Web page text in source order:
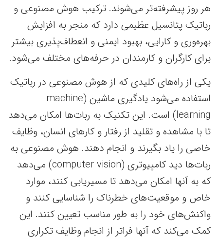
هر روز پیشرفته‌تر می‌شوند. ترکیب هوش مصنوعی و
رباتیک پتانسیل عظیمی دارد که منجر به افزایش
بهره‌وری و کارایی، بهبود ایمنی و انعطاف‌پذیری بیشتر
برای کارگران و کارمندان در حرفه‌های مختلف می‌شود.
یکی از راه‌های کلیدی که از هوش مصنوعی در رباتیک
استفاده می‌شود یادگیری ماشین (machine
learning) است. این تکنیک به ربات‌ها امکان می‌دهد
تا با مشاهده و تقلید از رفتار و کارهای انسان، وظایف
خاصی را یاد بگیرند و انجام دهند. هوش مصنوعی به
ربات‌ها دید کامپیوتری (computer vision) می‌دهد
که به آنها امکان می‌دهد تا مسیریابی کنند، موارد
خاص و موقعیت‌های خطرناک را شناسایی کنند و
واکنش‌های خود را به طور مناسب تعیین کنند. این
کمک می‌کند که آنها فراتر از انجام وظایف تکراری